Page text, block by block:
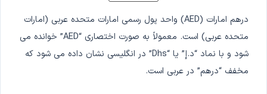
درهم امارات (AED) واحد پول رسمی امارات متحده عربی (امارات
متحده عربی) است. معمولاً به صورت اختصاری “AED” خوانده می
شود و با نماد “د.إ” یا “Dhs” در انگلیسی نشان داده می شود که
مخفف “درهم” در عربی است.